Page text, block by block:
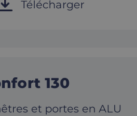
Télécharger
130
et portes en ALU